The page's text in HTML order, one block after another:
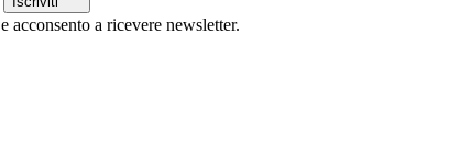
e acconsento a ricevere newsletter.